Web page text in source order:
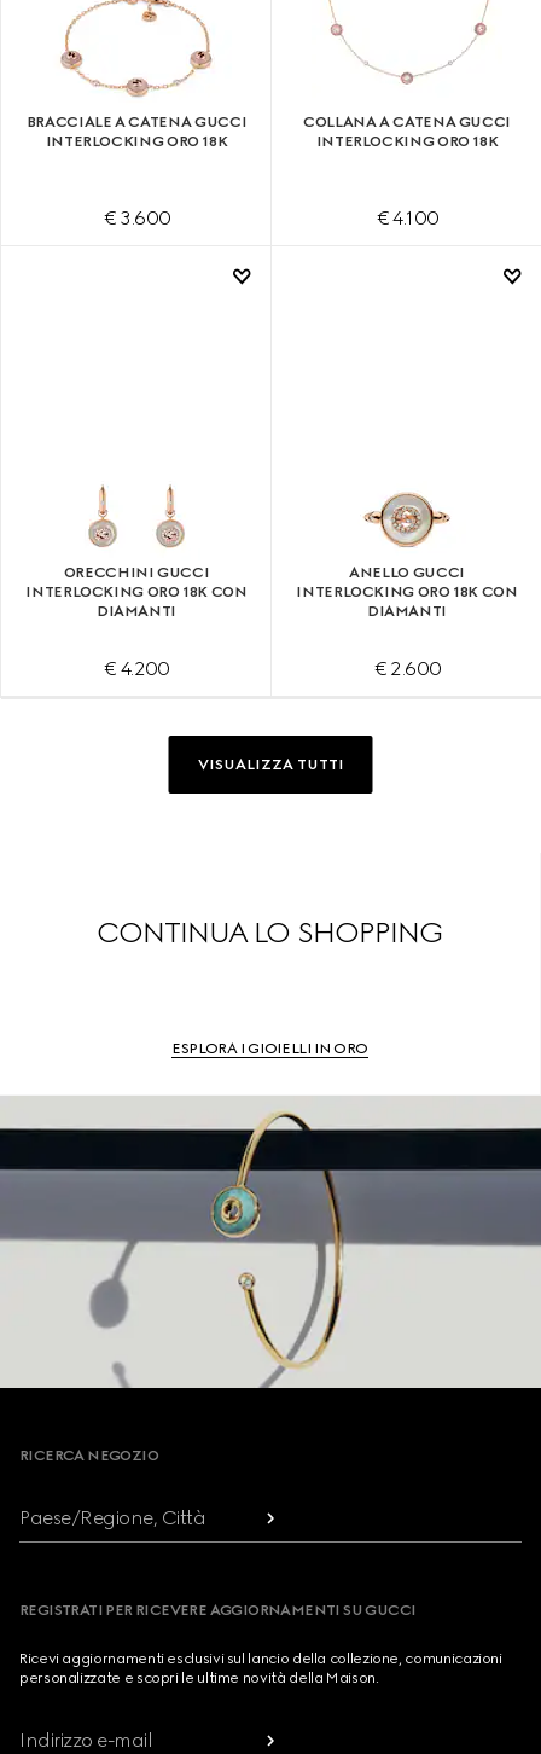
BRACCIALE A CATENA GUCCI
INTERLOCKING ORO 18K
€ 3.600
COLLANA A CATENA GUCCI
INTERLOCKING ORO 18K
€ 4.100
ORECCHINI GUCCI
INTERLOCKING ORO 18K CON
DIAMANTI
€ 4.200
ANELLO GUCCI
INTERLOCKING ORO 18K CON
DIAMANTI
€ 2.600
VISUALIZZA TUTTI
CONTINUA LO SHOPPING
ESPLORA I GIOIELLI IN ORO
Footer
RICERCA NEGOZIO
Paese/Regione, Città
REGISTRATI PER RICEVERE AGGIORNAMENTI SU GUCCI
Ricevi aggiornamenti esclusivi sul lancio della collezione, comunicazioni
personalizzate e scopri le ultime novità della Maison.
Indirizzo e-mail